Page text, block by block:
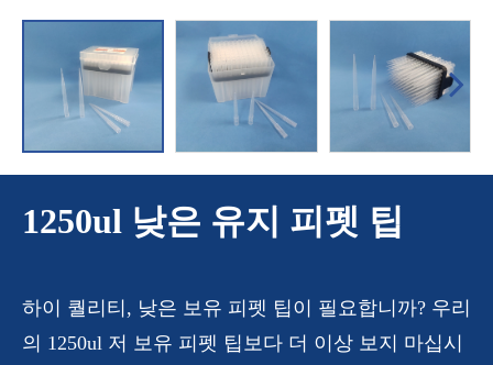
1250ul 낮은 유지 피펫 팁
하이 퀄리티, 낮은 보유 피펫 팁이 필요합니까? 우리
의 1250ul 저 보유 피펫 팁보다 더 이상 보지 마십시